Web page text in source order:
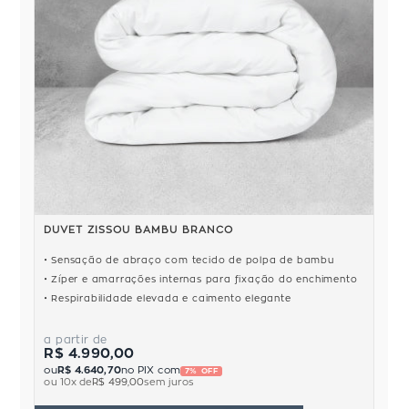
DUVET ZISSOU BAMBU BRANCO
Sensação de abraço com tecido de polpa de bambu
Zíper e amarrações internas para fixação do enchimento
Respirabilidade elevada e caimento elegante
a partir de
R$ 4.990,00
ouR$ 4.640,70no PIX com 7% OFF
ou 10x de R$ 499,00sem juros